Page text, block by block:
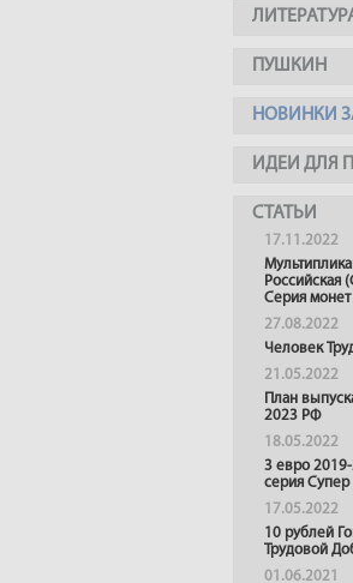
ПУШКИН
НОВИНКИ
ИДЕИ ДЛЯ
СТАТЬИ
17.11.2022
Российская
Серия монет
27.08.2022
Человек
21.05.2022
План
2023 РФ
18.05.2022
3 евро
серия
17.05.2022
10 рублей
Трудовой
01.06.2021